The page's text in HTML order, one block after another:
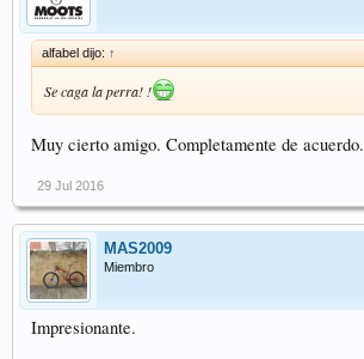
alfabel dijo: ↑
Se caga la perra! !
Muy cierto amigo. Completamente de acuerdo.
29 Jul 2016
MAS2009
Miembro
Impresionante.